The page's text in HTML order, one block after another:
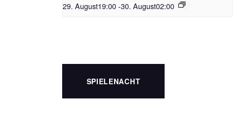
29. August19:00-30. August02:00
SPIELENACHT